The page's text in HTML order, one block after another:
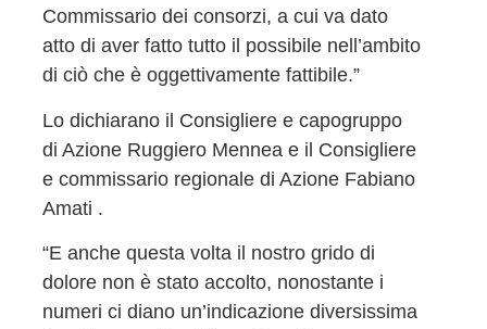
Commissario dei consorzi, a cui va dato
atto di aver fatto tutto il possibile nell’ambito
di ciò che è oggettivamente fattibile.”
Lo dichiarano il Consigliere e capogruppo
di Azione Ruggiero Mennea e il Consigliere
e commissario regionale di Azione Fabiano
Amati .
“E anche questa volta il nostro grido di
dolore non è stato accolto, nonostante i
numeri ci diano un’indicazione diversissima